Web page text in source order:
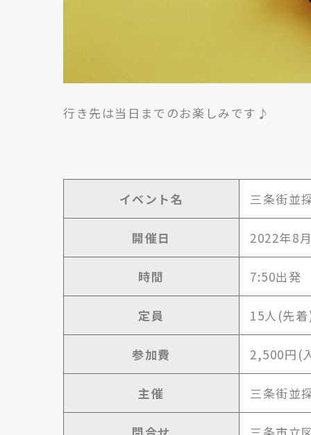
行き先は当日までのお楽しみです♪
イベント名 三条街並
開催日 2022年8
時間 7:50出発
定員 15人(先
参加費 2,500円(
主催 三条街並